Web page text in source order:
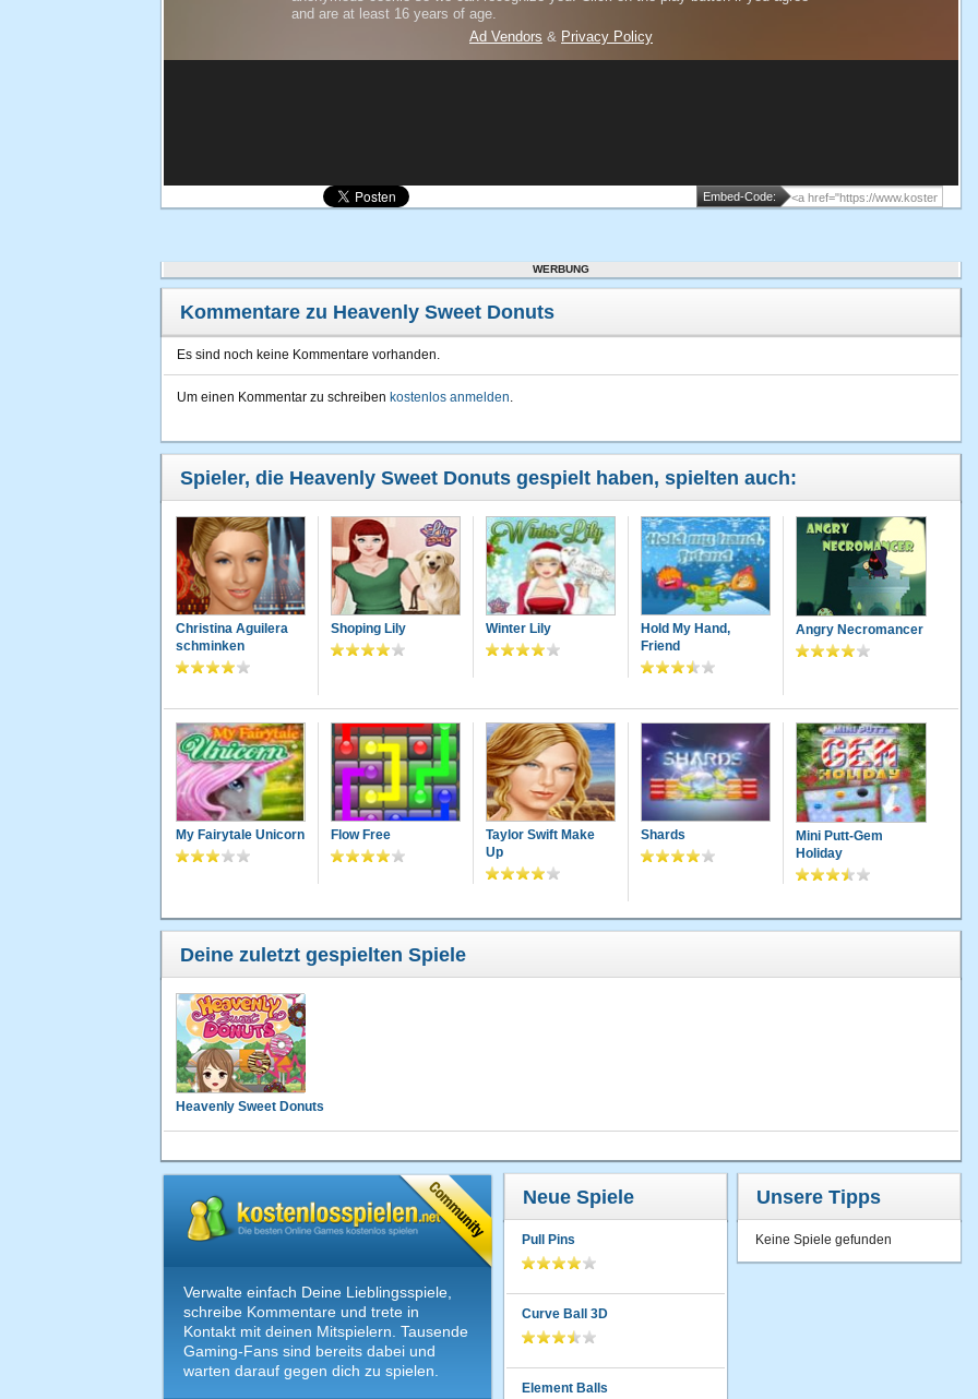
Embed-Code:
WERBUNG
Kommentare zu Heavenly Sweet Donuts
Es sind noch keine Kommentare vorhanden.
Um einen Kommentar zu schreiben kostenlos anmelden.
Spieler, die Heavenly Sweet Donuts gespielt haben, spielten auch:
Christina Aguilera
schminken
Shoping Lily Winter Lily
Hold My Hand,
Friend
Angry Necromancer
My Fairytale Unicorn Flow Free
Taylor Swift Make
Up
Shards
Mini Putt-Gem
Holiday
Deine zuletzt gespielten Spiele
Heavenly Sweet Donuts
Verwalte einfach Deine Lieblingsspiele,
schreibe Kommentare und trete in
Kontakt mit deinen Mitspielern. Tausende
Gaming-Fans sind bereits dabei und
warten darauf gegen dich zu spielen.
Neue Spiele
Pull Pins
Curve Ball 3D
Element Balls
Unsere Tipps
Keine Spiele gefunden